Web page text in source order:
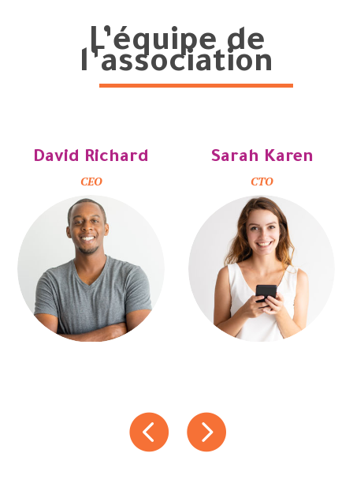
L’équipe de
l’association
David Richard
CEO
Sarah Karen
CTO